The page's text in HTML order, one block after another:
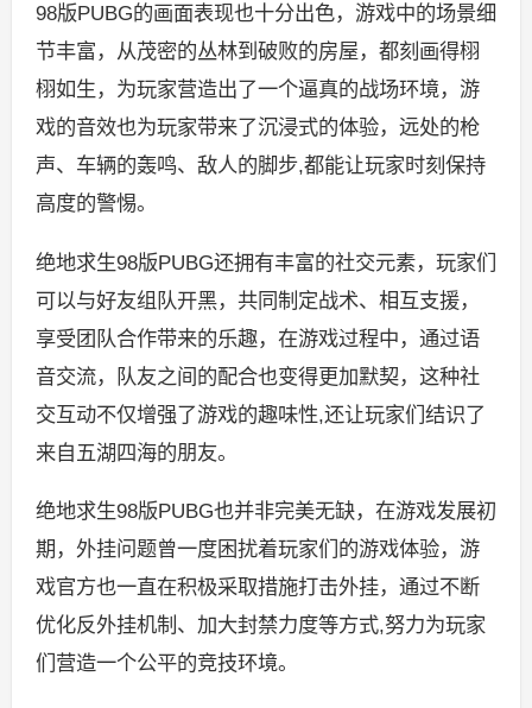
98版PUBG的画面表现也十分出色，游戏中的场景细
节丰富，从茂密的丛林到破败的房屋，都刻画得栩
栩如生，为玩家营造出了一个逼真的战场环境，游
戏的音效也为玩家带来了沉浸式的体验，远处的枪
声、车辆的轰鸣、敌人的脚步,都能让玩家时刻保持
高度的警惕。
绝地求生98版PUBG还拥有丰富的社交元素，玩家们
可以与好友组队开黑，共同制定战术、相互支援，
享受团队合作带来的乐趣，在游戏过程中，通过语
音交流，队友之间的配合也变得更加默契，这种社
交互动不仅增强了游戏的趣味性,还让玩家们结识了
来自五湖四海的朋友。
绝地求生98版PUBG也并非完美无缺，在游戏发展初
期，外挂问题曾一度困扰着玩家们的游戏体验，游
戏官方也一直在积极采取措施打击外挂，通过不断
优化反外挂机制、加大封禁力度等方式,努力为玩家
们营造一个公平的竞技环境。